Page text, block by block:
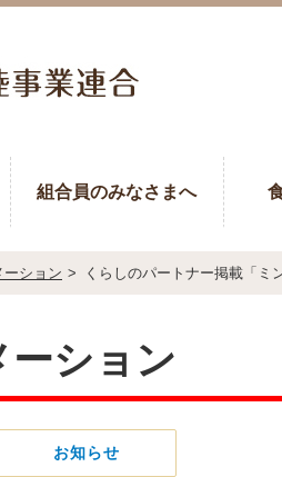
組合員のみなさまへ
ーション > くらしのパートナー掲載「ミ
ーション
お知らせ